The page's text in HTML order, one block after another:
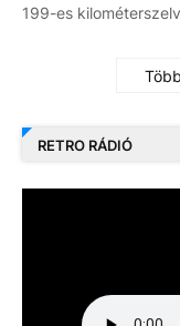
199-es
RETRO RÁDIÓ